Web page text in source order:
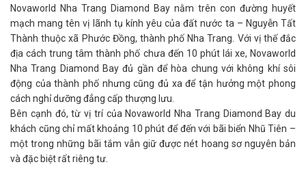
Novaworld Nha Trang Diamond Bay nằm trên con đường huyết
mạch mang tên vị lãnh tụ kính yêu của đất nước ta – Nguyễn Tất
Thành thuộc xã Phước Đồng, thành phố Nha Trang. Với vị thế đắc
địa cách trung tâm thành phố chưa đến 10 phút lái xe, Novaworld
Nha Trang Diamond Bay đủ gần để hòa chung với không khí sôi
động của thành phố nhưng cũng đủ xa để tận hưởng một phong
cách nghỉ dưỡng đẳng cấp thượng lưu.
Bên cạnh đó, từ vị trí của Novaworld Nha Trang Diamond Bay du
khách cũng chỉ mất khoảng 10 phút để đến với bãi biển Nhũ Tiên –
một trong những bãi tắm vẫn giữ được nét hoang sơ nguyên bản
và đặc biệt rất riêng tư.